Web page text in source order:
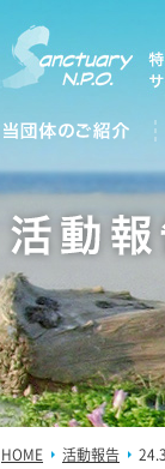
HOME 活動報告